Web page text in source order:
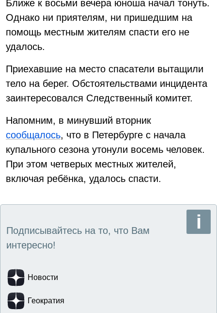
Ближе к восьми вечера юноша начал тонуть.
Однако ни приятелям, ни пришедшим на
помощь местным жителям спасти его не
удалось.
Приехавшие на место спасатели вытащили
тело на берег. Обстоятельствами инцидента
заинтересовался Следственный комитет.
Напомним, в минувший вторник
сообщалось, что в Петербурге с начала
купального сезона утонули восемь человек.
При этом четверых местных жителей,
включая ребёнка, удалось спасти.
Подписывайтесь на то, что Вам
интересно!
Новости
Геократия